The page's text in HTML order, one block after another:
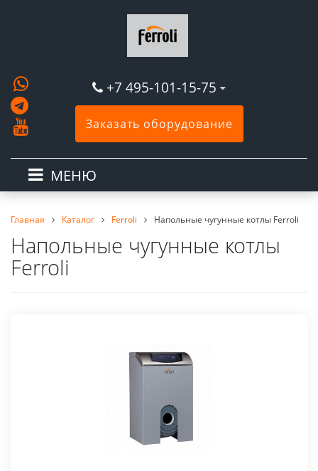
+7 495-101-15-75
Заказать оборудование
МЕНЮ
Главная Каталог Ferroli Напольные чугунные котлы Ferroli
Напольные чугунные котлы
Ferroli